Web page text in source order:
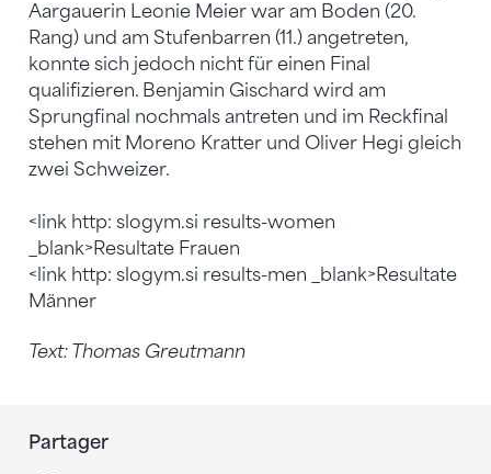
Aargauerin Leonie Meier war am Boden (20.
Rang) und am Stufenbarren (11.) angetreten,
konnte sich jedoch nicht für einen Final
qualifizieren. Benjamin Gischard wird am
Sprungfinal nochmals antreten und im Reckfinal
stehen mit Moreno Kratter und Oliver Hegi gleich
zwei Schweizer.
<link http: slogym.si results-women
_blank>Resultate Frauen
<link http: slogym.si results-men _blank>Resultate
Männer
Text: Thomas Greutmann
Partager